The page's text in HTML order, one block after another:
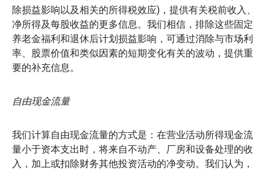
除损益影响以及相关的所得税效应)，提供有关税前收入、
净所得及每股收益的更多信息。我们相信，排除这些固定
养老金福利和退休后计划损益影响，可通过消除与市场利
率、股票价值和类似因素的短期变化有关的波动，提供重
要的补充信息。
自由现金流量
我们计算自由现金流量的方式是：在营业活动所得现金流
量小于资本支出时，将来自不动产、厂房和设备处理的收
入，加上或扣除财务其他投资活动的净变动。我们认为，